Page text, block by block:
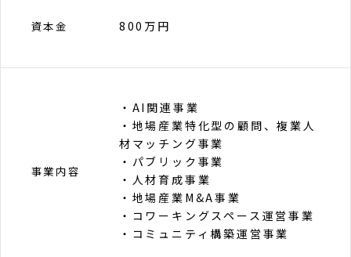
資本金 800万円
事業内容
・AI関連事業
・地場産業特化型の顧問、複業人
材マッチング事業
・パブリック事業
・人材育成事業
・地場産業M&A事業
・コワーキングスペース運営事業
・コミュニティ構築運営事業